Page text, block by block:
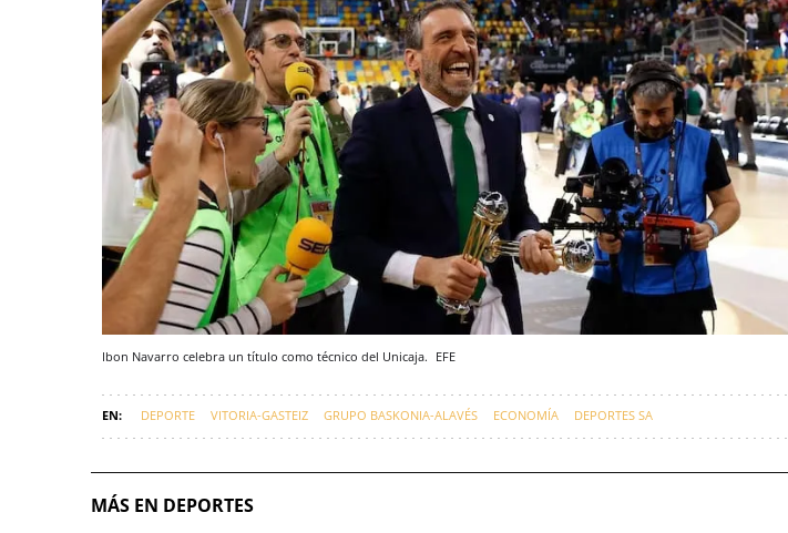
Ibon Navarro celebra un título como técnico del Unicaja. EFE
DEPORTE VITORIA-GASTEIZ GRUPO BASKONIA-ALAVÉS ECONOMÍA DEPORTES SA
MÁS EN DEPORTES